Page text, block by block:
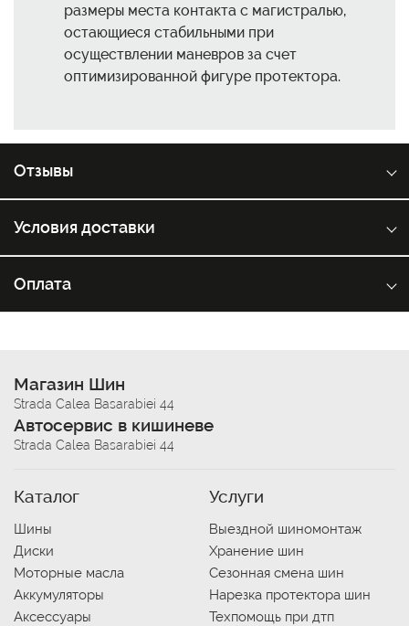
размеры места контакта с магистралью,
остающиеся стабильными при
осуществлении маневров за счет
оптимизированной фигуре протектора.
Отзывы
Условия доставки
Оплата
Магазин Шин
Strada Calea Basarabiei 44
Автосервис в кишиневе
Strada Calea Basarabiei 44
Каталог
Шины
Диски
Моторные масла
Аккумуляторы
Аксессуары
Услуги
Выездной шиномонтаж
Хранение шин
Сезонная смена шин
Нарезка протектора шин
Техпомощь при дтп